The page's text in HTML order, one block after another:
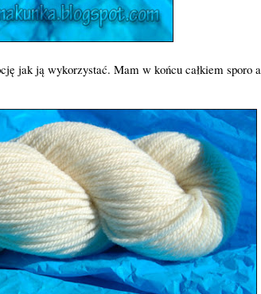
jak ją wykorzystać. Mam w końcu całkiem sporo